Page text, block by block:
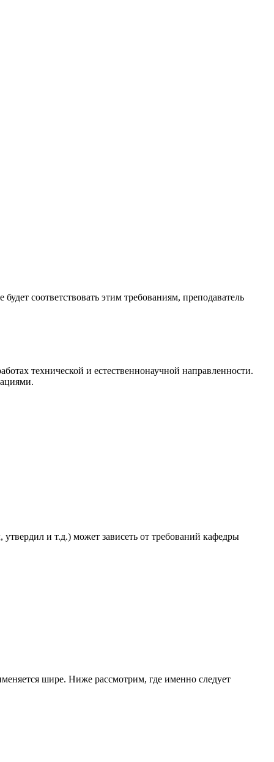
соответствовать этим требованиям, преподаватель
технической и естественнонаучной направленности.
и т.д.) может зависеть от требований кафедры
шире. Ниже рассмотрим, где именно следует